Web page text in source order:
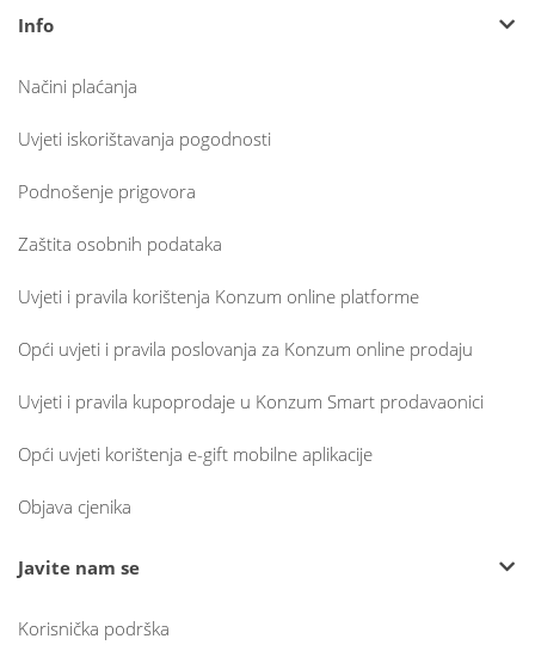
Info
Načini plaćanja
Uvjeti iskorištavanja pogodnosti
Podnošenje prigovora
Zaštita osobnih podataka
Uvjeti i pravila korištenja Konzum online platforme
Opći uvjeti i pravila poslovanja za Konzum online prodaju
Uvjeti i pravila kupoprodaje u Konzum Smart prodavaonici
Opći uvjeti korištenja e-gift mobilne aplikacije
Objava cjenika
Javite nam se
Korisnička podrška